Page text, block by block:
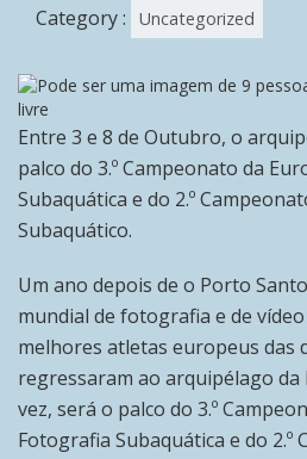
Category : Uncategorized
Entre 3 e 8 de Outubro, o
palco do 3.º Campeonato da
Subaquática e do 2.º
Subaquático.
Um ano depois de o Porto
mundial de fotografia e de
melhores atletas europeus das
regressaram ao arquipélago da
vez, será o palco do 3.º
Fotografia Subaquática e do 2.º